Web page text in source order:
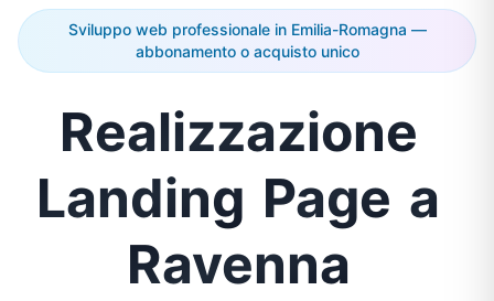
Sviluppo web professionale in Emilia-Romagna —
abbonamento o acquisto unico
Realizzazione
Landing Page a
Ravenna